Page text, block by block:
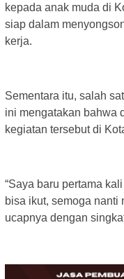
kepada anak muda di
siap dalam
kerja.
Sementara itu, salah
ini mengatakan bahwa
kegiatan tersebut di
“Saya baru pertama
bisa ikut, semoga nanti
ucapnya dengan